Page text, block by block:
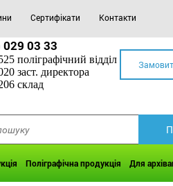
Сертифікати Контакти
03 33
поліграфічний відділ
заст. директора
склад
Поліграфічна продукція Для